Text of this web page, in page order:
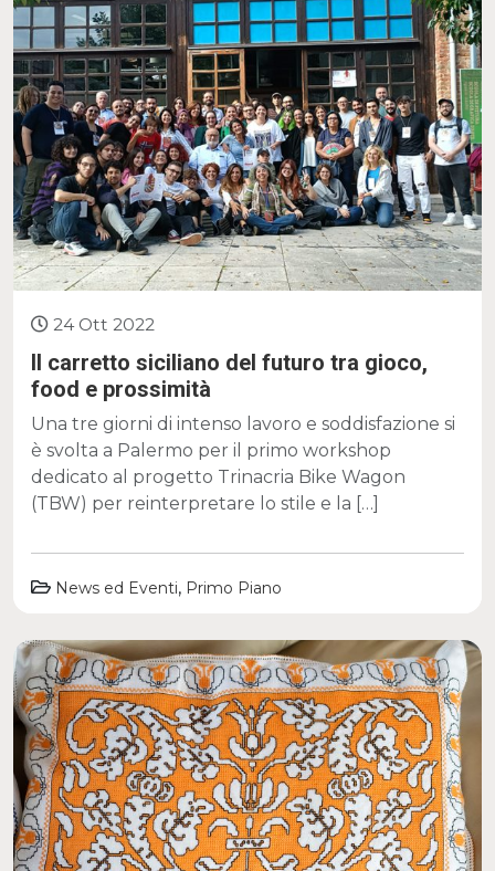
24 Ott 2022
Il carretto siciliano del futuro tra gioco,
food e prossimità
Una tre giorni di intenso lavoro e soddisfazione si
è svolta a Palermo per il primo workshop
dedicato al progetto Trinacria Bike Wagon
(TBW) per reinterpretare lo stile e la […]
News ed Eventi, Primo Piano